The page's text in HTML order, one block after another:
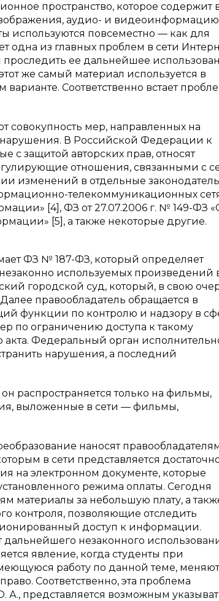
пространство, которое содержит
аудио- и
используются повсеместно — как для
одна из главных проблем в сети
ее дальнейшее
же самый материал используется в
Соответственно встает
совокупность мер, направленных на
нарушения. В Российской Федерации к
с защитой авторских прав, относят
отношения, связанными с
изменений в отдельные
телекоммуникационных
[4], ФЗ от 27.07.2006 г. № 149-ФЗ
[5], а также некоторые другие.
ФЗ № 187-ФЗ, который определяет
используемых произведений
городской суд, который, в свою
правообладатель обращается в
функции по контролю и надзору в
по ограничению доступа к такому
Федеральный орган
нарушения, а последний
он распространяется только на фильмы,
выложенные в сети — фильмы,
наносят
в сети представляется
на электронном документе, которые
режима оплаты. Сегодня
материалы за небольшую плату, а
контроля, позволяющие отследить
доступ к информации.
незаконного
явление, когда студенты при
работу по данной теме, меняют
Соответственно, эта проблема
представляется возможным